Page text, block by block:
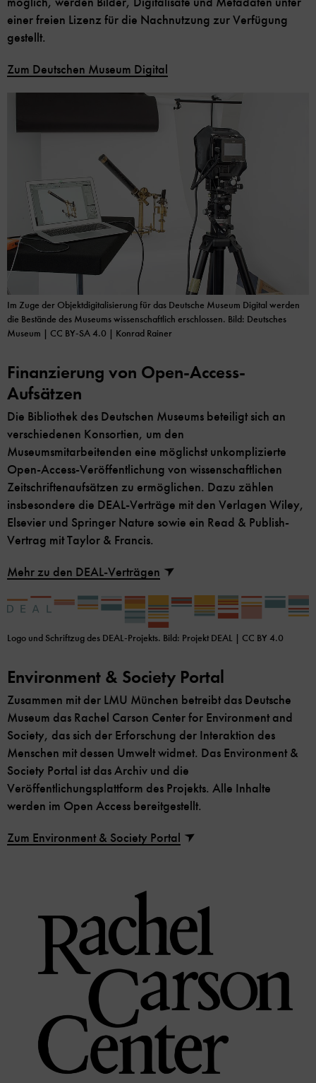
Im Zuge der Objektdigitalisierung für das Deutsche Museum Digital werden
die Bestände des Museums wissenschaftlich erschlossen. Bild: Deutsches
Museum | CC BY-SA 4.0 | Konrad Rainer
einer freien Lizenz für die Nachnutzung zur Verfügung
gestellt.
Zum Deutschen Museum Digital
Logo und Schriftzug des DEAL-Projekts. Bild: Projekt DEAL | CC BY 4.0
Finanzierung von Open-Access-
Aufsätzen
Die Bibliothek des Deutschen Museums beteiligt sich an
verschiedenen Konsortien, um den
Museumsmitarbeitenden eine möglichst unkomplizierte
Open-Access-Veröffentlichung von wissenschaftlichen
Zeitschriftenaufsätzen zu ermöglichen. Dazu zählen
insbesondere die DEAL-Verträge mit den Verlagen Wiley,
Elsevier und Springer Nature sowie ein Read & Publish-
Vertrag mit Taylor & Francis.
Mehr zu den DEAL-Verträgen
Environment & Society Portal
Zusammen mit der LMU München betreibt das Deutsche
Museum das Rachel Carson Center for Environment and
Society, das sich der Erforschung der Interaktion des
Menschen mit dessen Umwelt widmet. Das Environment &
Society Portal ist das Archiv und die
Veröffentlichungsplattform des Projekts. Alle Inhalte
werden im Open Access bereitgestellt.
Zum Environment & Society Portal